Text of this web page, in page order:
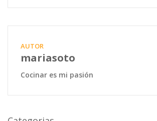
AUTOR
mariasoto
Cocinar es mi pasión